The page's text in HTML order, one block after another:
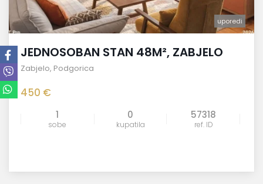
uporedi
JEDNOSOBAN STAN 48M², ZABJELO
Zabjelo, Podgorica
450 €
1
sobe
0
kupatila
57318
ref. ID